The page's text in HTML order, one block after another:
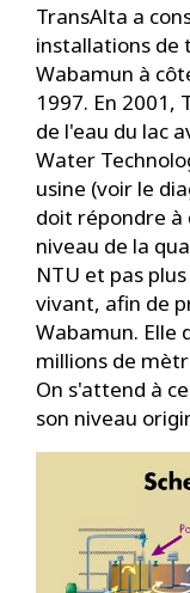
TransAlta a
installations de
Wabamun à
1997. En 2001,
de l'eau du lac
Water
usine (voir le
doit répondre à
niveau de la
NTU et pas
vivant, afin de
Wabamun. Elle
millions de
On s'attend à
son niveau